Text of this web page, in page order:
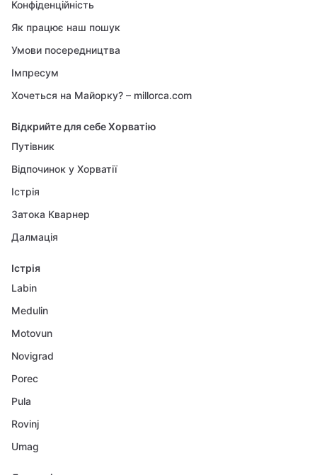
Конфіденційність
Як працює наш пошук
Умови посередництва
Імпресум
Хочеться на Майорку? – millorca.com
Відкрийте для себе Хорватію
Путівник
Відпочинок у Хорватії
Істрія
Затока Кварнер
Далмація
Істрія
Labin
Medulin
Motovun
Novigrad
Porec
Pula
Rovinj
Umag